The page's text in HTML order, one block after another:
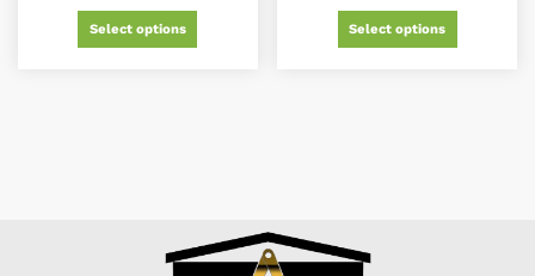
Select options Select options